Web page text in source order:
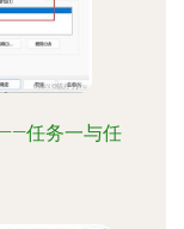
任务一与任